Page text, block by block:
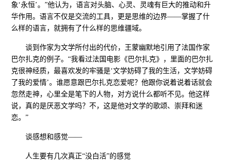
象‘永恒’。”他认为，语言对头脑、心灵、灵魂有巨大的推动和升
华作用。语言不仅是交流的工具，更是思维的边界——掌握了什
么样的语言，就拥有了什么样的思维疆域。
谈到作家为文学所付出的代价，王蒙幽默地引用了法国作家
巴尔扎克的例子。“我看过法国电影《巴尔扎克》，里面的巴尔扎
克很神经质，最喜欢发的牢骚是‘文学妨碍了我的生活，文学妨碍
了我的爱情’。谁愿意跟巴尔扎克恋爱呢？他跟你说着说着话就会
忽然走神，心里全是笔下的人物，对方说什么都听不见。他这样
说，真的是厌恶文学吗？不，这是他对文学的歌颂、崇拜和迷
恋。”
谈感想和感觉——
人生要有几次真正“没白活”的感觉